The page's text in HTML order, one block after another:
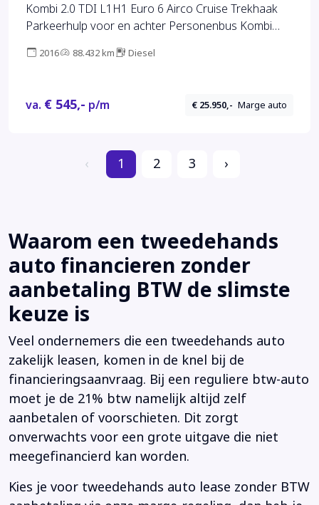
Kombi 2.0 TDI L1H1 Euro 6 Airco Cruise Trekhaak
Parkeerhulp voor en achter Personenbus Kombi
Overheid
2016 88.432 km Diesel
va. € 545,- p/m € 25.950,- Marge auto
‹ 1 2 3 ›
Waarom een tweedehands
auto financieren zonder
aanbetaling BTW de slimste
keuze is
Veel ondernemers die een tweedehands auto
zakelijk leasen, komen in de knel bij de
financieringsaanvraag. Bij een reguliere btw-auto
moet je de 21% btw namelijk altijd zelf
aanbetalen of voorschieten. Dit zorgt
onverwachts voor een grote uitgave die niet
meegefinancierd kan worden.
Kies je voor tweedehands auto lease zonder BTW